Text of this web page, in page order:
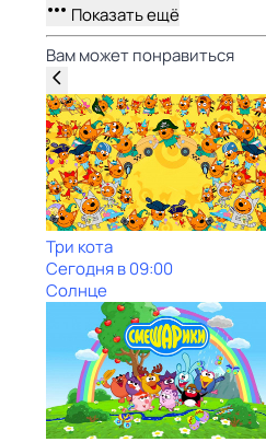
Показать ещё
Вам может понравиться
Три кота
Сегодня в 09:00
Солнце